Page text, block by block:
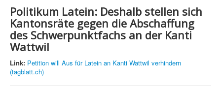
Politikum Latein: Deshalb stellen sich
Kantonsräte gegen die Abschaffung
des Schwerpunktfachs an der Kanti
Wattwil
Link: Petition will Aus für Latein an Kanti Wattwil verhindern
(tagblatt.ch)